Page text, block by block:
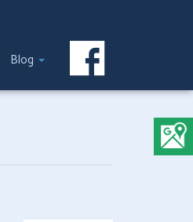
Blog